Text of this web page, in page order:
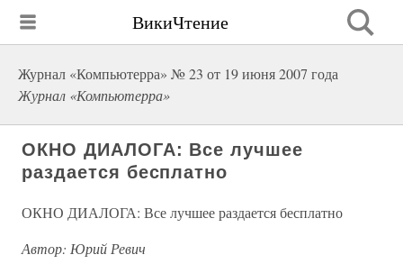
ВикиЧтение
Журнал «Компьютерра» № 23 от 19 июня 2007 года
Журнал «Компьютерра»
ОКНО ДИАЛОГА: Все лучшее
раздается бесплатно
ОКНО ДИАЛОГА: Все лучшее раздается бесплатно
Автор: Юрий Ревич